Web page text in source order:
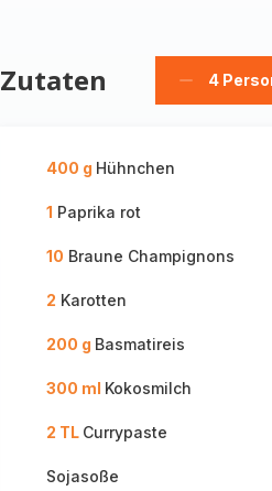
Zutaten
Personen
4
400 g Hühnchen
1 Paprika rot
10 Braune Champignons
2 Karotten
200 g Basmatireis
300 ml Kokosmilch
2 TL Currypaste
Sojasoße